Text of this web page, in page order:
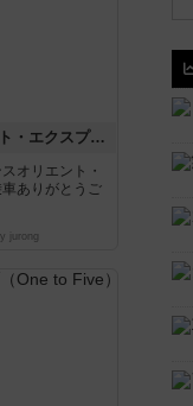
トランスオリエント・エクスプレス
オリエント・
ありがとうご
jurong